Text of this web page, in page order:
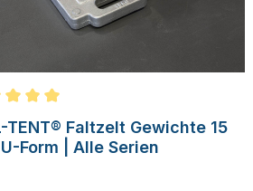
Bewertung von 5 von
TENT® Faltzelt Gewichte 15
Form | Alle Serien